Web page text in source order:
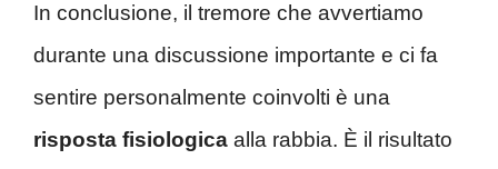
In conclusione, il tremore che avvertiamo
durante una discussione importante e ci fa
sentire personalmente coinvolti è una
risposta fisiologica alla rabbia. È il risultato